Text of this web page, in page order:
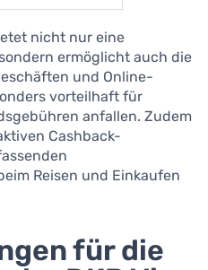
nicht nur eine
ermöglicht auch die
und Online-
vorteilhaft für
anfallen. Zudem
Cashback-
Reisen und Einkaufen
für die